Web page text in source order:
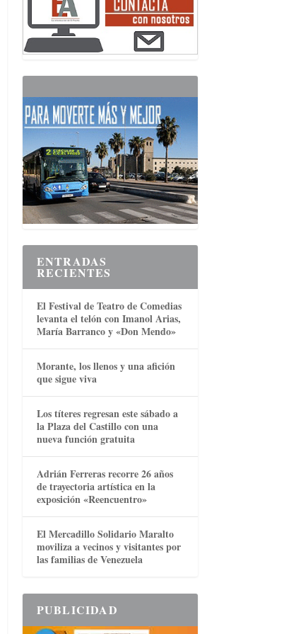
ENTRADAS
RECIENTES
El Festival de Teatro de Comedias
levanta el telón con Imanol Arias,
María Barranco y «Don Mendo»
Morante, los llenos y una afición
que sigue viva
Los títeres regresan este sábado a
la Plaza del Castillo con una
nueva función gratuita
Adrián Ferreras recorre 26 años
de trayectoria artística en la
exposición «Reencuentro»
El Mercadillo Solidario Maralto
moviliza a vecinos y visitantes por
las familias de Venezuela
PUBLICIDAD